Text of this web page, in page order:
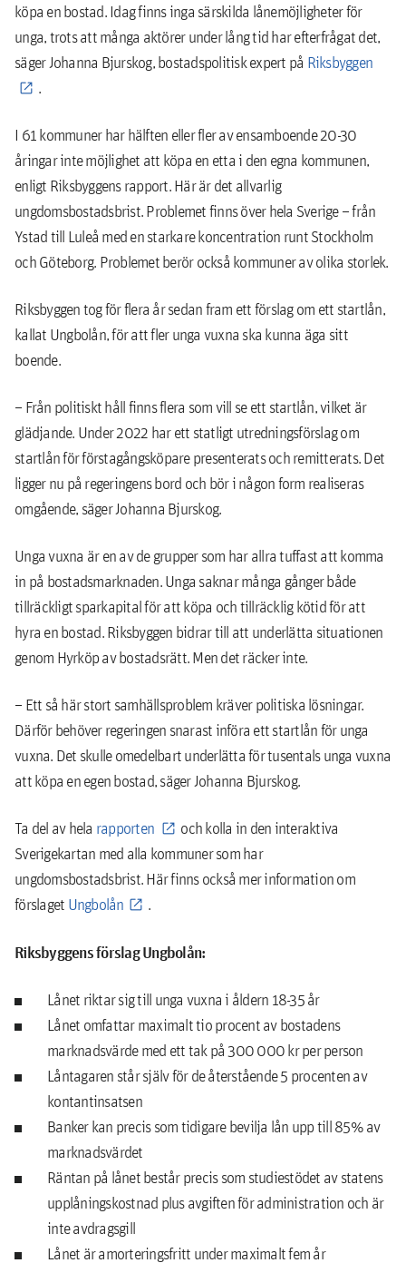
köpa en bostad. Idag finns inga särskilda lånemöjligheter för
unga, trots att många aktörer under lång tid har efterfrågat det,
säger Johanna Bjurskog, bostadspolitisk expert på Riksbyggen
.
I 61 kommuner har hälften eller fler av ensamboende 20-30
åringar inte möjlighet att köpa en etta i den egna kommunen,
enligt Riksbyggens rapport. Här är det allvarlig
ungdomsbostadsbrist. Problemet finns över hela Sverige – från
Ystad till Luleå med en starkare koncentration runt Stockholm
och Göteborg. Problemet berör också kommuner av olika storlek.
Riksbyggen tog för flera år sedan fram ett förslag om ett startlån,
kallat Ungbolån, för att fler unga vuxna ska kunna äga sitt
boende.
– Från politiskt håll finns flera som vill se ett startlån, vilket är
glädjande. Under 2022 har ett statligt utredningsförslag om
startlån för förstagångsköpare presenterats och remitterats. Det
ligger nu på regeringens bord och bör i någon form realiseras
omgående, säger Johanna Bjurskog.
Unga vuxna är en av de grupper som har allra tuffast att komma
in på bostadsmarknaden. Unga saknar många gånger både
tillräckligt sparkapital för att köpa och tillräcklig kötid för att
hyra en bostad. Riksbyggen bidrar till att underlätta situationen
genom Hyrköp av bostadsrätt. Men det räcker inte.
– Ett så här stort samhällsproblem kräver politiska lösningar.
Därför behöver regeringen snarast införa ett startlån för unga
vuxna. Det skulle omedelbart underlätta för tusentals unga vuxna
att köpa en egen bostad, säger Johanna Bjurskog.
Ta del av hela rapporten
och kolla in den interaktiva
Sverigekartan med alla kommuner som har
ungdomsbostadsbrist. Här finns också mer information om
förslaget Ungbolån .
Riksbyggens förslag Ungbolån:
Lånet riktar sig till unga vuxna i åldern 18-35 år
Lånet omfattar maximalt tio procent av bostadens
marknadsvärde med ett tak på 300 000 kr per person
Låntagaren står själv för de återstående 5 procenten av
kontantinsatsen
Banker kan precis som tidigare bevilja lån upp till 85% av
marknadsvärdet
Räntan på lånet består precis som studiestödet av statens
upplåningskostnad plus avgiften för administration och är
inte avdragsgill
Lånet är amorteringsfritt under maximalt fem år